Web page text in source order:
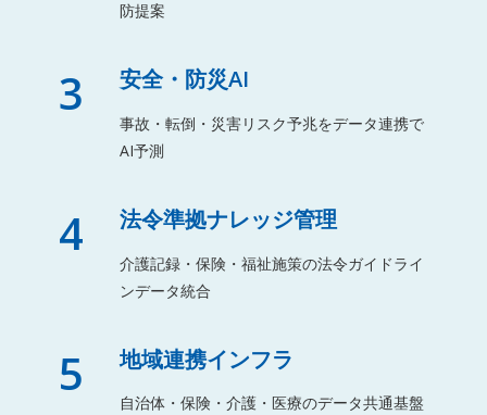
防提案
3 安全・防災AI
事故・転倒・災害リスク予兆をデータ連携で
AI予測
4 法令準拠ナレッジ管理
介護記録・保険・福祉施策の法令ガイドライ
ンデータ統合
5 地域連携インフラ
自治体・保険・介護・医療のデータ共通基盤